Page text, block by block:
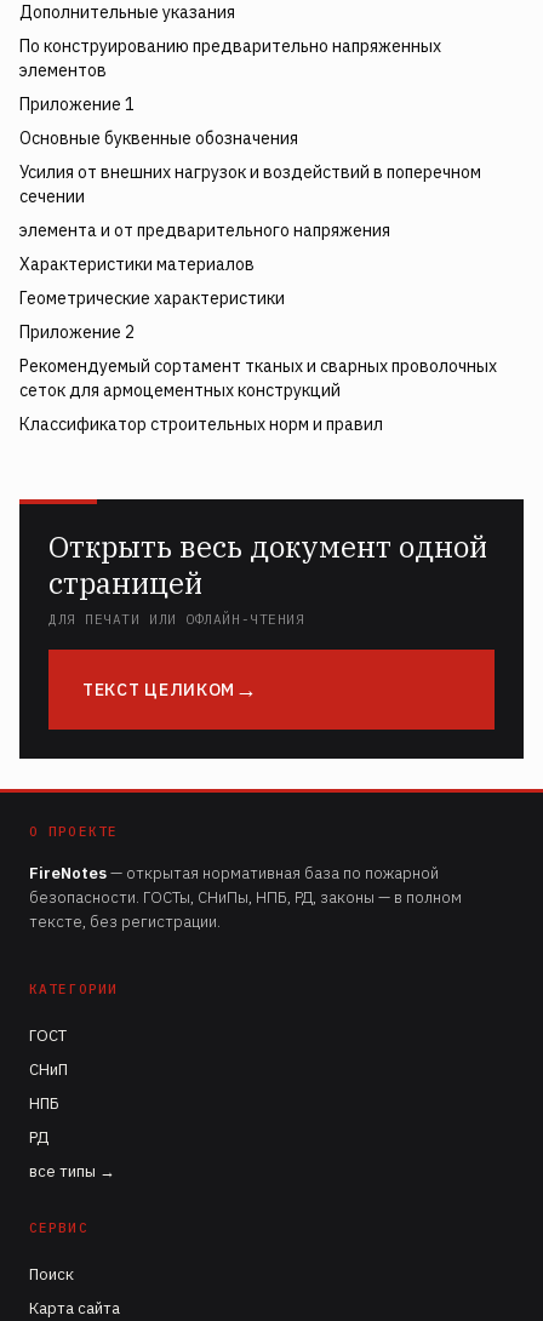
Дополнительные указания
По конструированию предварительно напряженных
элементов
Приложение 1
Основные буквенные обозначения
Усилия от внешних нагрузок и воздействий в поперечном
сечении
элемента и от предварительного напряжения
Характеристики материалов
Геометрические характеристики
Приложение 2
Рекомендуемый сортамент тканых и сварных проволочных
сеток для армоцементных конструкций
Классификатор строительных норм и правил
Открыть весь документ одной
страницей
ДЛЯ ПЕЧАТИ ИЛИ ОФЛАЙН-ЧТЕНИЯ
ТЕКСТ ЦЕЛИКОМ
О ПРОЕКТЕ
FireNotes— открытая нормативная база по пожарной
безопасности. ГОСТы, СНиПы, НПБ, РД, законы — в полном
тексте, без регистрации.
КАТЕГОРИИ
ГОСТ
СНиП
НПБ
РД
все типы →
СЕРВИС
Поиск
Карта сайта